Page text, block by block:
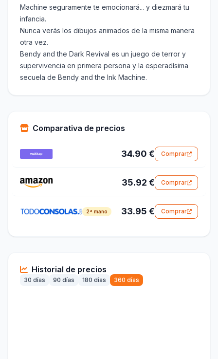
Machine seguramente te emocionará... y diezmará tu
infancia.
Nunca verás los dibujos animados de la misma manera
otra vez.
Bendy and the Dark Revival es un juego de terror y
supervivencia en primera persona y la esperadísima
secuela de Bendy and the Ink Machine.
Comparativa de precios
34.90 € Comprar
35.92 € Comprar
2ª mano 33.95 € Comprar
Historial de precios
30 días 90 días 180 días 360 días